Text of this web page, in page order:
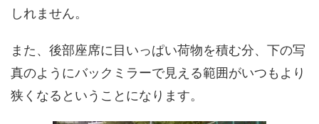
しれません。
また、後部座席に目いっぱい荷物を積む分、下の写
真のようにバックミラーで見える範囲がいつもより
狭くなるということになります。